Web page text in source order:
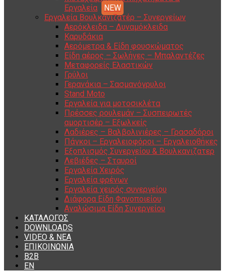
Εργαλεία
Εργαλεία Βουλκανιζατέρ – Συνεργείων
Αερόκλειδα – Δυναμόκλειδα
Καρυδάκια
Αερόμετρα & Είδη φουσκώματος
Είδη αέρος – Σωλήνες – Μπαλαντέζες
Μεταφορείς Ελαστικών
Γρύλοι
Γερανάκια – Σασμανόγρυλοι
Stand Moto
Εργαλεία για μοτοσικλέτα
Πρέσσες ρουλεμάν – Συσπειρωτές
αμορτισέρ – Εξωλκείς
Λαδιέρες – Βαλβολινιέρες – Γρασαδόροι
Πάγκοι – Εργαλειοφόροι – Εργαλειοθήκες
Εξοπλισμός Συνεργείου & Βουλκανιζατερ
Λεβιέδες – Σταυροί
Εργαλεία Χειρός
Εργαλεία φρένων
Εργαλεία χειρός συνεργείου
Διάφορα Είδη Φανοποιείου
Αναλώσιμα Είδη Συνεργείου
ΚΑΤΑΛΟΓΟΣ
DOWNLOADS
VIDEO & ΝΕΑ
ΕΠΙΚΟΙΝΩΝΙΑ
B2B
ΕΝ